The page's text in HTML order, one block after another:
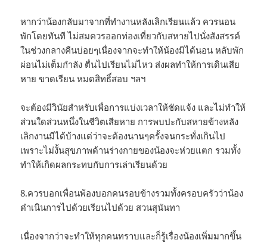
หากว่าน้องกลับมาจากที่ทำงานหลังเลิกเรียนแล้ว ควรนอน
พักโดยทันที ไม่สมควรออกท่องเที่ยวกับสหายไปนั่งสังสรรค์
ในช่วงกลางคืนบ่อยๆเนื่องจากจะทำให้น้องมิได้นอน หลับพัก
ผ่อนไม่เต็มกำลัง ตื่นไปเรียนไม่ไหว ส่งผลทำให้การเดินเสีย
หาย ขาดเรียน หมดสิทธิ์สอบ ฯลฯ
จะต้องมีวินัยสำหรับเพื่อการแบ่งเวลาให้ชัดแจ้ง และไม่ทำให้
ส่วนใดส่วนหนึ่งในชีวิตเสียหาย การพบปะกับสหายข้างหลัง
เลิกงานมีได้บ้างแต่ว่าจะต้องนานๆครั้งจนกระทั่งเกินไป
เพราะไม่งั้นสุขภาพด้านร่างกายของน้องจะห่วยแตก รวมทั้ง
ทำให้เกิดผลกระทบกับการเล่าเรียนด้วย
8.ควรบอกเพื่อนพ้องบอกคนรอบข้างรวมทั้งครอบครัวว่าน้อง
ดำเนินการไปด้วยเรียนไปด้วย สวนสุนันทา
เนื่องจากว่าจะทำให้ทุกคนทราบและก็รู้เรื่องน้องเพิ่มมากขึ้น